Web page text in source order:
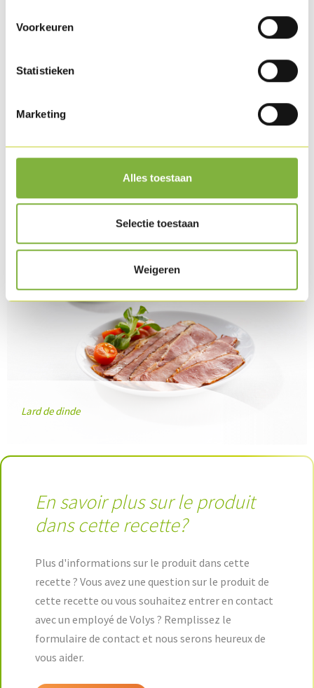
Voorkeuren
Statistieken
Marketing
Alles toestaan
Selectie toestaan
Weigeren
Coupez la pomme en julienne et mélangez avec un peu de
Répartissez les gésiers et les Turkey rashers sur la salade et
décorez avec la pomme, les noix et une framboise. Nappez
la salade de vinaigrette chaude.
Produit dans cette recette
Lard de dinde
En savoir plus sur le produit
dans cette recette?
Plus d'informations sur le produit dans cette
recette ? Vous avez une question sur le produit de
cette recette ou vous souhaitez entrer en contact
avec un employé de Volys ? Remplissez le
formulaire de contact et nous serons heureux de
vous aider.